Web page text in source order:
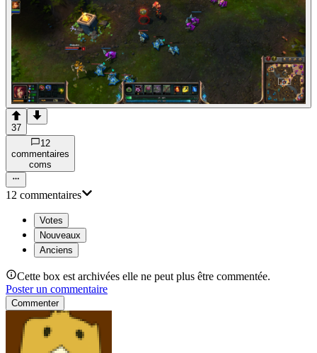
37
12
commentaires
coms
12 commentaires
Votes
Nouveaux
Anciens
Cette box est archivées elle ne peut plus être commentée.
Poster un commentaire
Commenter